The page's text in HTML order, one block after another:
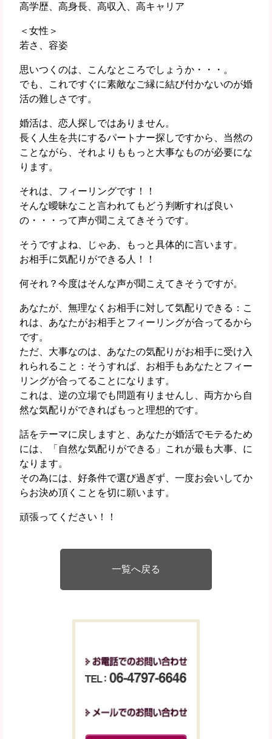
高学歴、高身長、高収入、高キャリア
＜女性＞
若さ、容姿
思いつくのは、こんなところでしょうか・・・。
でも、これですぐに素敵なご縁に結び付かないのが婚
活の難しさです。
婚活は、恋人探しではありません。
長く人生を共にするパートナー探しですから、当然の
ことながら、それよりももっと大事なものが必要にな
ります。
それは、フィーリングです！！
そんな曖昧なこと言われてもどう判断すれば良い
の・・・って声が聞こえてきそうです。
そうですよね、じゃあ、もっと具体的に言います。
お相手に気配りができる人！！
何それ？今度はそんな声が聞こえてきそうですが。
あなたが、無理なくお相手に対して気配りできる：こ
れは、あなたがお相手とフィーリングが合ってるから
です。
ただ、大事なのは、あなたの気配りがお相手に受け入
れられること：そうすれば、お相手もあなたとフィー
リングが合ってることになります。
これは、逆の立場でも問題有りませんし、両方から自
然な気配りができればもっと理想的です。
話をテーマに戻しますと、あなたが婚活でモテるため
には、「自然な気配りができる」これが最も大事、に
なります。
その為には、好条件で選び過ぎず、一度お会いしてか
らお決め頂くことを切に願います。
頑張ってください！！
一覧へ戻る